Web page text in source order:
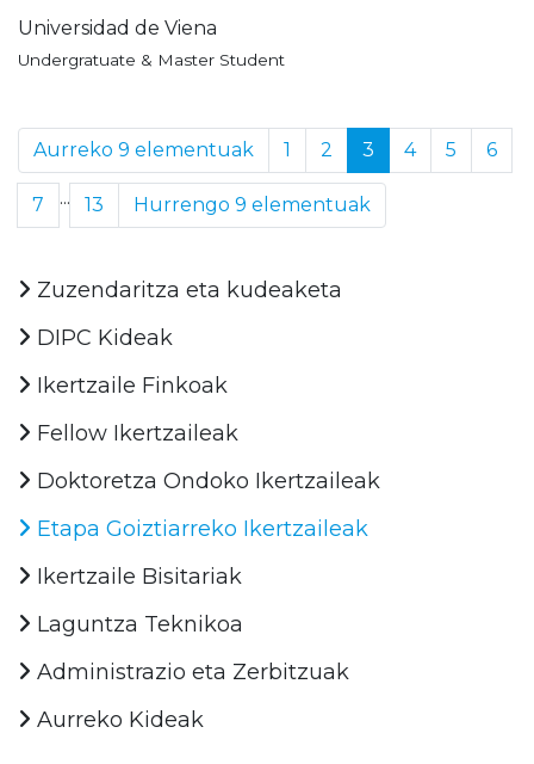
Universidad de Viena
Undergratuate & Master Student
Aurreko 9 elementuak 1 2 3 4 5 6
7 ... 13 Hurrengo 9 elementuak
Zuzendaritza eta kudeaketa
DIPC Kideak
Ikertzaile Finkoak
Fellow Ikertzaileak
Doktoretza Ondoko Ikertzaileak
Etapa Goiztiarreko Ikertzaileak
Ikertzaile Bisitariak
Laguntza Teknikoa
Administrazio eta Zerbitzuak
Aurreko Kideak